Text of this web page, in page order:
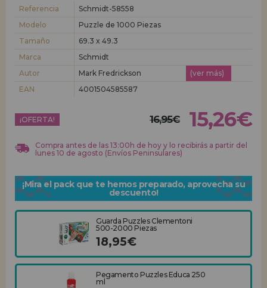
nuevo distribuidor
¿Eres Profesional o Empresa?. ¿Quieres vender en tu negocio
condiciones de ventas con descuentos especiales para la distribución.
¡Adelante! Te estábamos esperando.
Referencia
Schmidt-58558
Modelo
Puzzle de 1000 Piezas
Tamaño
69.3 x 49.3
Marca
Schmidt
Autor
Mark Fredrickson
(ver más)
EAN
4001504585587
¡OFERTA! 16,95€ 15,26€
Compra antes de las 13:00h de hoy y lo recibirás a partir del
lunes 10 de agosto (Envíos Peninsulares)
¡Mira el pack que te hemos preparado, aprovecha su
descuento!
Guarda Puzzles Clementoni
500-2000 Piezas
18,95€
Pegamento Puzzles Educa 250
ml